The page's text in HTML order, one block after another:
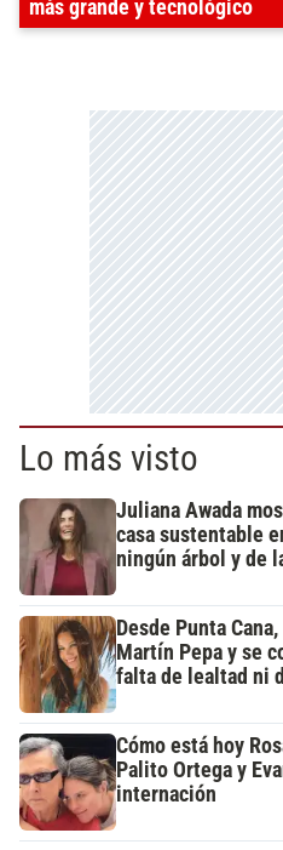
más grande y tecnológico
Lo más visto
Juliana Awada
casa sustentable
ningún árbol y de
Desde Punta
Martín Pepa y se
falta de lealtad ni
Cómo está hoy
Palito Ortega y
internación